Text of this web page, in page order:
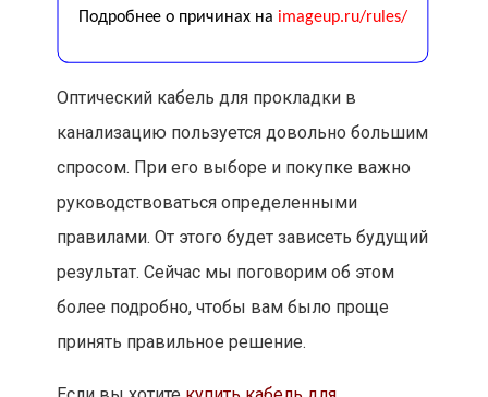
Оптический кабель для прокладки в
канализацию пользуется довольно большим
спросом. При его выборе и покупке важно
руководствоваться определенными
правилами. От этого будет зависеть будущий
результат. Сейчас мы поговорим об этом
более подробно, чтобы вам было проще
принять правильное решение.